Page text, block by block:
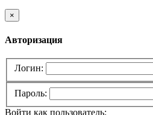
×
Авторизация
Логин:
Пароль:
Войти как пользователь: